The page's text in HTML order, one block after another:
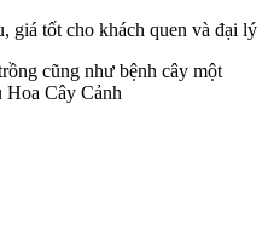
giá tốt cho khách quen và đại lý
cũng như bệnh cây một
Hoa Cây Cảnh